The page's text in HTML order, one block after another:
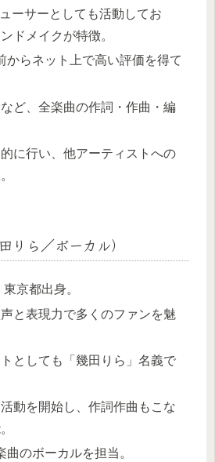
ーサーとしても活動してお
ドメイクが特徴。
からネット上で高い評価を得て
など、全楽曲の作詞・作曲・編
に行い、他アーティストへの
ら／ボーカル）
京都出身。
と表現力で多くのファンを魅
としても「幾田りら」名義で
動を開始し、作詞作曲もこな
曲のボーカルを担当。